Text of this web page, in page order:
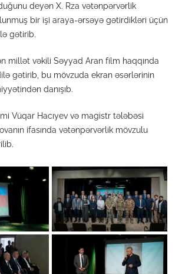
deyən X. Rza vətənpərvərlik
bir işi araya-ərsəyə gətirdikləri üçün
gətirib.
millət vəkili Səyyad Aran film haqqında
gətirib, bu mövzuda ekran əsərlərinin
danışıb.
Vüqar Hacıyev və magistr tələbəsi
ifasında vətənpərvərlik mövzulu